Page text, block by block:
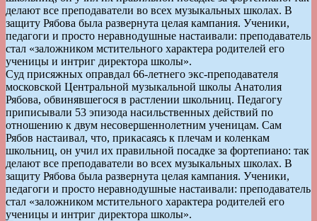
делают все преподаватели во всех музыкальных школах. В
защиту Рябова была развернута целая кампания. Ученики,
педагоги и просто неравнодушные настаивали: преподаватель
стал «заложником мстительного характера родителей его
ученицы и интриг директора школы».
Суд присяжных оправдал 66-летнего экс-преподавателя
московской Центральной музыкальной школы Анатолия
Рябова, обвинявшегося в растлении школьниц. Педагогу
приписывали 53 эпизода насильственных действий по
отношению к двум несовершеннолетним ученицам. Сам
Рябов настаивал, что, прикасаясь к плечам и коленкам
школьниц, он учил их правильной посадке за фортепиано: так
делают все преподаватели во всех музыкальных школах. В
защиту Рябова была развернута целая кампания. Ученики,
педагоги и просто неравнодушные настаивали: преподаватель
стал «заложником мстительного характера родителей его
ученицы и интриг директора школы».